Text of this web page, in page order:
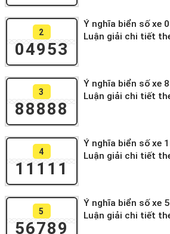
2
04953
Ý nghĩa biển số xe
Luận giải chi tiết
3
88888
Ý nghĩa biển số xe
Luận giải chi tiết
4
11111
Ý nghĩa biển số xe
Luận giải chi tiết
5
56789
Ý nghĩa biển số xe
Luận giải chi tiết